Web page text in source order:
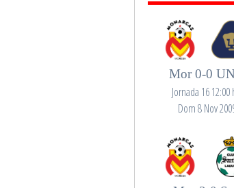
Mor 0-0
Jornada 16 12:00
Dom 8 Nov